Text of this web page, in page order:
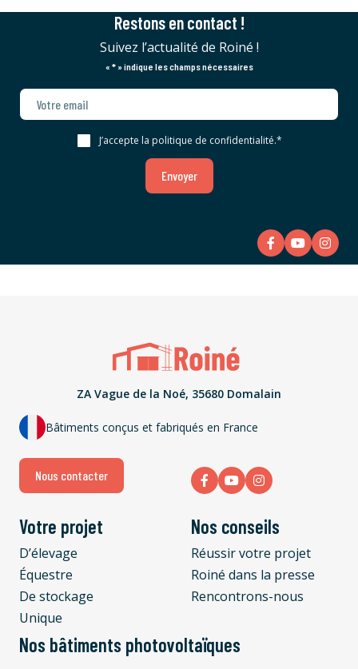
Restons en contact !
Suivez l’actualité de Roiné !
« *» indique les champs nécessaires
J’accepte la politique de confidentialité.*
Envoyer
ZA Vague de la Noé, 35680 Domalain
Nous contacter
Bâtiments conçus et fabriqués en France
Votre projet
D’élevage
Équestre
De stockage
Unique
Nos bâtiments photovoltaïques
Nos conseils
Réussir votre projet
Roiné dans la presse
Rencontrons-nous